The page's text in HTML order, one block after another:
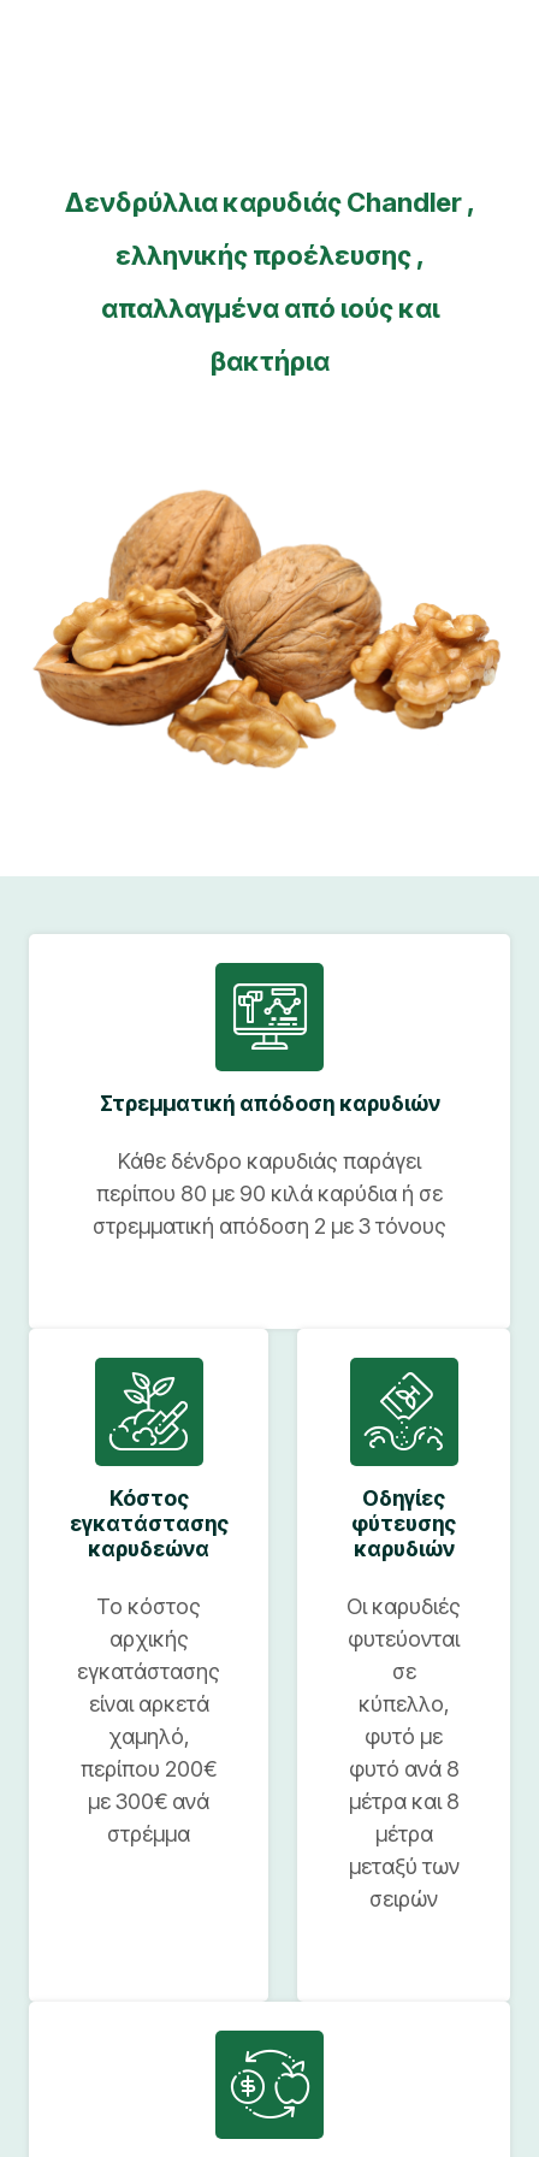
Δενδρύλλια καρυδιάς Chandler ,
ελληνικής προέλευσης ,
απαλλαγμένα από ιούς και
βακτήρια
Στρεμματική απόδοση καρυδιών
Κάθε δένδρο καρυδιάς παράγει
περίπου 80 με 90 κιλά καρύδια ή σε
στρεμματική απόδοση 2 με 3 τόνους
Κόστος
εγκατάστασης
καρυδεώνα
Το κόστος
αρχικής
εγκατάστασης
είναι αρκετά
χαμηλό,
περίπου 200€
με 300€ ανά
στρέμμα
Οδηγίες
φύτευσης
καρυδιών
Οι καρυδιές
φυτεύονται
σε
κύπελλο,
φυτό με
φυτό ανά 8
μέτρα και 8
μέτρα
μεταξύ των
σειρών